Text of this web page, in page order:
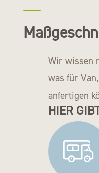
Wir wissen
was für
anfertigen
HIER